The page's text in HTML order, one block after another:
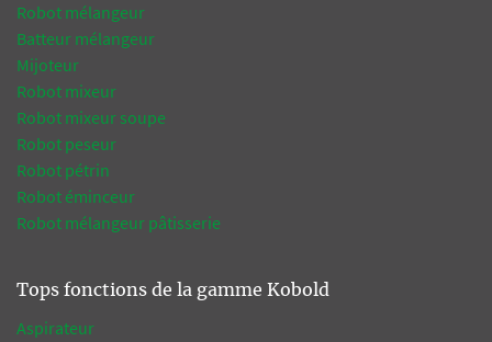
Robot mélangeur
Batteur mélangeur
Mijoteur
Robot mixeur
Robot mixeur soupe
Robot peseur
Robot pétrin
Robot éminceur
Robot mélangeur pâtisserie
Tops fonctions de la gamme Kobold
Aspirateur